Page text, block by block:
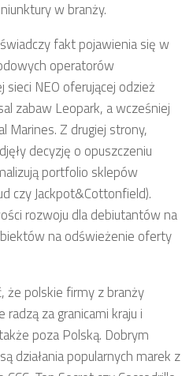
w branży.
fakt pojawienia się w
operatorów
NEO oferującej odzież
zabaw Leopark, a wcześniej
Marines. Z drugiej strony,
decyzję o opuszczeniu
portfolio sklepów
czy Jackpot&Cottonfield).
rozwoju dla debiutantów na
na odświeżenie oferty
że polskie firmy z branży
za granicami kraju i
poza Polską. Dobrym
działania popularnych marek z